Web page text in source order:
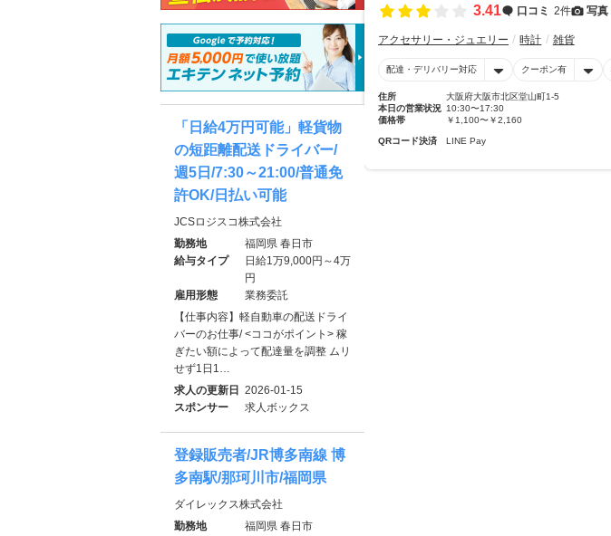
3.41 口コミ 2件 写真
アクセサリー・ジュエリー 時計 雑貨
配達・デリバリー対応 クーポン有
住所
大阪府大阪市北区堂山町1-5
本日の営業状況 10:30〜17:30
価格帯
￥1,100〜￥2,160
QRコード決済 LINE Pay
「日給4万円可能」軽貨物
の短距離配送ドライバー/
週5日/7:30～21:00/普通免
許OK/日払い可能
JCSロジスコ株式会社
勤務地
福岡県 春日市
給与タイプ
日給1万9,000円～4万
円
雇用形態
業務委託
【仕事内容】軽自動車の配送ドライ
バーのお仕事/ <ココがポイント> 稼
ぎたい額によって配達量を調整 ムリ
せず1日1…
求人の更新日
2026-01-15
スポンサー
求人ボックス
登録販売者/JR博多南線 博
多南駅/那珂川市/福岡県
ダイレックス株式会社
勤務地
福岡県 春日市